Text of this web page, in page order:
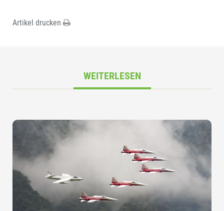
Artikel drucken
WEITERLESEN